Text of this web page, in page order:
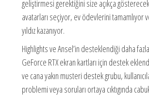
geliştirmesi gerektiğini size açıkça
avatarları seçiyor, ev ödevlerini tamamlıyor
yıldız kazanıyor.
Highlights ve Ansel’in desteklendiği daha
GeForce RTX ekran kartları için destek
ve cana yakın musteri destek grubu,
problemi veya soruları ortaya cıktıgında